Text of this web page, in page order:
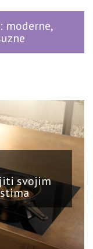
moderne,
svojim